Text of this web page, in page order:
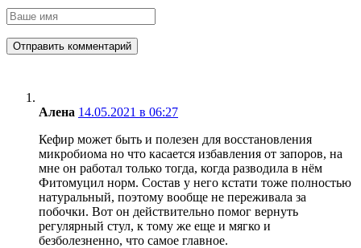
Алена 14.05.2021 в 06:27
Кефир может быть и полезен для восстановления
микробиома но что касается избавления от запоров, на
мне он работал только тогда, когда разводила в нём
Фитомуцил норм. Состав у него кстати тоже полностью
натуральный, поэтому вообще не переживала за
побочки. Вот он действительно помог вернуть
регулярный стул, к тому же еще и мягко и
безболезненно, что самое главное.